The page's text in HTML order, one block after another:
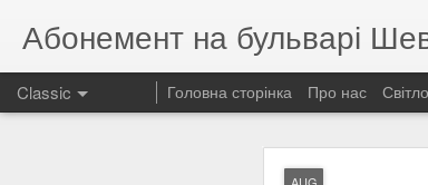
Абонемент на бульварі
Classic Головна сторінка Про нас